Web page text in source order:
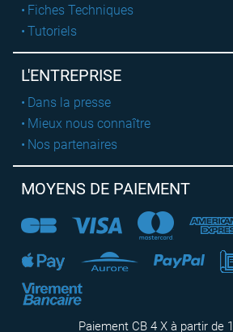
Fiches Techniques
Tutoriels
L'ENTREPRISE
Dans la presse
Mieux nous connaître
Nos partenaires
MOYENS DE PAIEMENT
Paiement CB 4 X à partir de